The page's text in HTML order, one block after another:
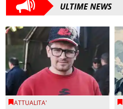
ULTIME NEWS
ATTUALITA'